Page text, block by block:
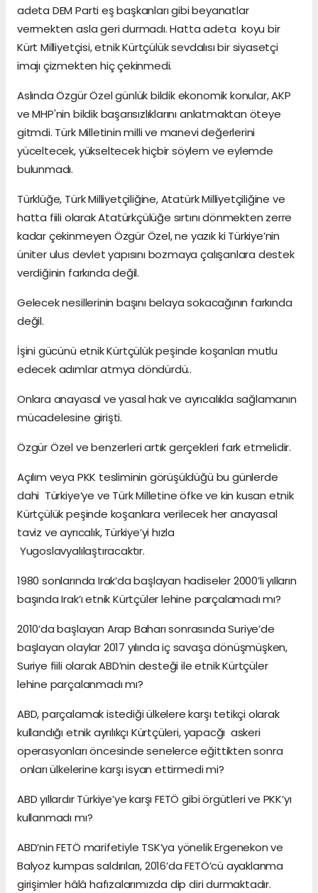
adeta DEM Parti eş başkanları gibi beyanatlar
vermekten asla geri durmadı. Hatta adeta koyu bir
Kürt Milliyetçisi, etnik Kürtçülük sevdalısı bir siyasetçi
imajı çizmekten hiç çekinmedi.
Aslında Özgür Özel günlük bildik ekonomik konular, AKP
ve MHP'nin bildik başarısızlıklarını anlatmaktan öteye
gitmdi. Türk Milletinin milli ve manevi değerlerini
yüceltecek, yükseltecek hiçbir söylem ve eylemde
bulunmadı.
Türklüğe, Türk Milliyetçiliğine, Atatürk Milliyetçiliğine ve
hatta fiili olarak Atatürkçülüğe sırtını dönmekten zerre
kadar çekinmeyen Özgür Özel, ne yazık ki Türkiye’nin
üniter ulus devlet yapısını bozmaya çalışanlara destek
verdiğinin farkında değil.
Gelecek nesillerinin başını belaya sokacağının farkında
değil.
İşini gücünü etnik Kürtçülük peşinde koşanları mutlu
edecek adımlar atmya döndürdü..
Onlara anayasal ve yasal hak ve ayrıcalıkla sağlamanın
mücadelesine girişti.
Özgür Özel ve benzerleri artık gerçekleri fark etmelidir.
Açılım veya PKK tesliminin görüşüldüğü bu günlerde
dahi Türkiye’ye ve Türk Milletine öfke ve kin kusan etnik
Kürtçülük peşinde koşanlara verilecek her anayasal
taviz ve ayrıcalık, Türkiye’yi hızla
Yugoslavyalılaştıracaktır.
1980 sonlarında Irak’da başlayan hadiseler 2000’li yılların
başında Irak’ı etnik Kürtçüler lehine parçalamadı mı?
2010’da başlayan Arap Baharı sonrasında Suriye’de
başlayan olaylar 2017 yılında iç savaşa dönüşmüşken,
Suriye fiili olarak ABD’nin desteği ile etnik Kürtçüler
lehine parçalanmadı mı?
ABD, parçalamak istediği ülkelere karşı tetikçi olarak
kullandığı etnik ayrılıkçı Kürtçüleri, yapacğı askeri
operasyonları öncesinde senelerce eğittikten sonra
onları ülkelerine karşı isyan ettirmedi mi?
ABD yıllardır Türkiye’ye karşı FETÖ gibi örgütleri ve PKK’yı
kullanmadı mı?
ABD’nin FETÖ marifetiyle TSK’ya yönelik Ergenekon ve
Balyoz kumpas saldırıları, 2016’da FETÖ’cü ayaklanma
girişimler hâlâ hafızalarımızda dip diri durmaktadır.